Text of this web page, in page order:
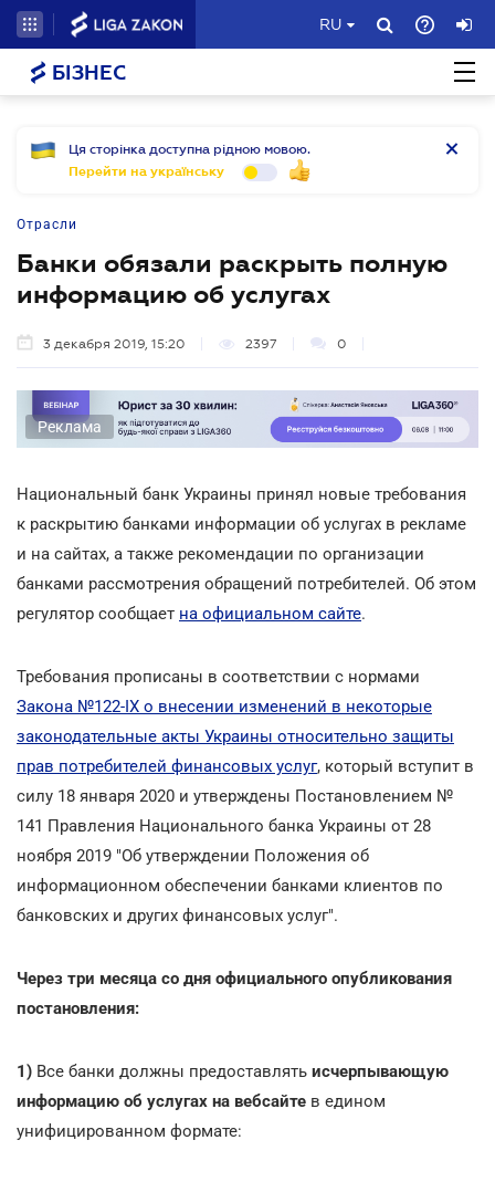
RU
БІЗНЕС
Ця сторінка доступна рідною мовою.
Перейти на українську
Отрасли
Банки обязали раскрыть полную
информацию об услугах
3 декабря 2019, 15:20 2397 0
Реклама
Национальный банк Украины принял новые требования
к раскрытию банками информации об услугах в рекламе
и на сайтах, а также рекомендации по организации
банками рассмотрения обращений потребителей. Об этом
регулятор сообщает на официальном сайте.
Требования прописаны в соответствии с нормами
Закона №122-ІХ о внесении изменений в некоторые
законодательные акты Украины относительно защиты
прав потребителей финансовых услуг, который вступит в
силу 18 января 2020 и утверждены Постановлением №
141 Правления Национального банка Украины от 28
ноября 2019 "Об утверждении Положения об
информационном обеспечении банками клиентов по
банковских и других финансовых услуг".
Через три месяца со дня официального опубликования
постановления:
1) Все банки должны предоставлять исчерпывающую
информацию об услугах на вебсайте в едином
унифицированном формате: